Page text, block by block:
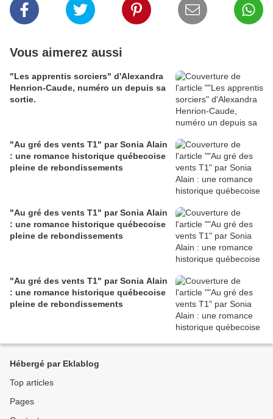
Vous aimerez aussi
"Les apprentis sorciers" d'Alexandra
Henrion-Caude, numéro un depuis sa
sortie.
"Au gré des vents T1" par Sonia Alain
: une romance historique québecoise
pleine de rebondissements
"Au gré des vents T1" par Sonia Alain
: une romance historique québecoise
pleine de rebondissements
"Au gré des vents T1" par Sonia Alain
: une romance historique québecoise
pleine de rebondissements
Hébergé par Eklablog
Top articles
Pages